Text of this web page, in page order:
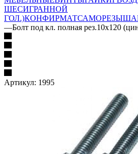
ШЕСИГРАННОЙ
ГОЛ.)КОНФИРМАТСАМОРЕЗЫ
—Болт под кл. полная рез.10х120
Артикул: 1995